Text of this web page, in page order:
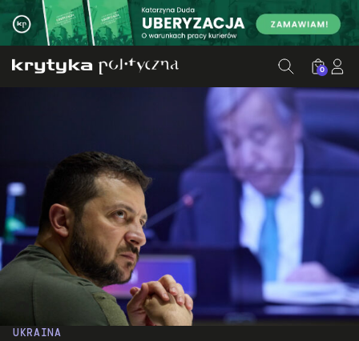
0
UKRAINA
Wołodymyr Zełenski przemawia na szczycie G20. Fot.